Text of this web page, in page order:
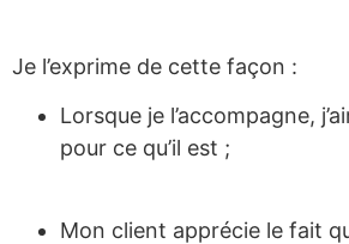
Je l’exprime de cette façon :
Lorsque je l’accompagne,
pour ce qu’il est ;
Mon client apprécie le fait